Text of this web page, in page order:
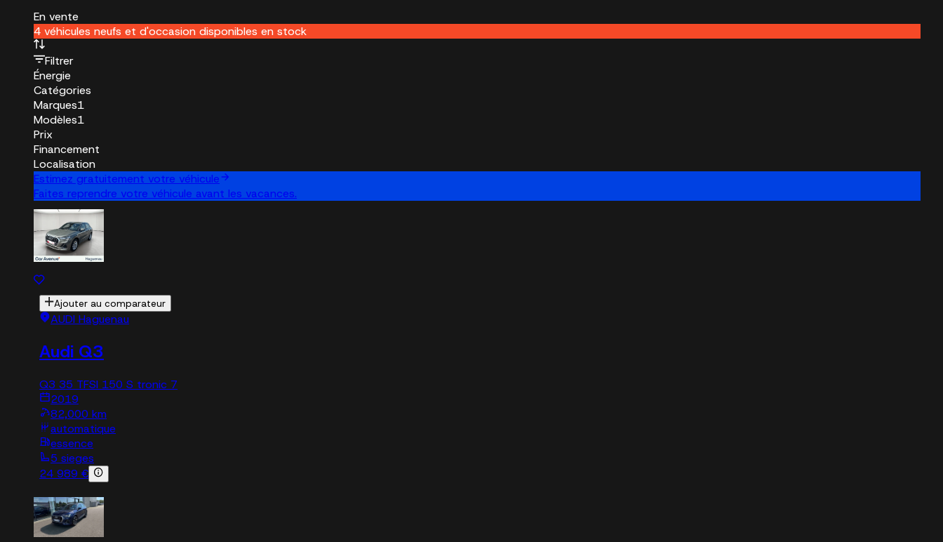
En vente
4 véhicules neufs et d'occasion disponibles en stock
Filtrer
Énergie
Catégories
Marques1
Modèles1
Prix
Financement
Localisation
Estimez gratuitement votre véhicule
Faites reprendre votre véhicule avant les vacances.
Ajouter au comparateur
AUDI Haguenau
Audi Q3
Q3 35 TFSI 150 S tronic 7
2019
82,000 km
automatique
essence
5 sieges
24 989 €